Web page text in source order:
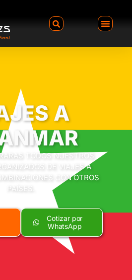
A
TODOS NUESTROS
DE VIAJES A
CON OTROS
PAÍSES.
Cotizar por
WhatsApp